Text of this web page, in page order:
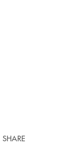
SHARE